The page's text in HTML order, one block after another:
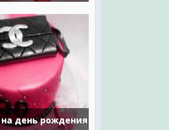
день рождения